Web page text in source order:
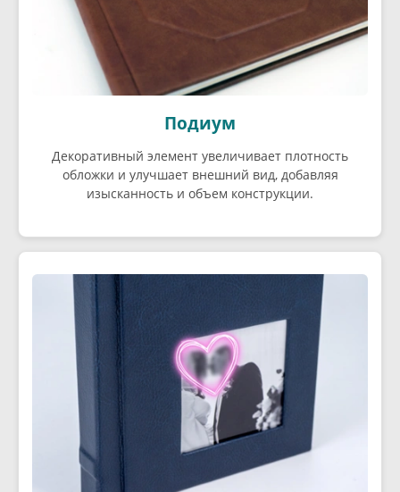
Подиум
Декоративный элемент увеличивает плотность
обложки и улучшает внешний вид, добавляя
изысканность и объем конструкции.